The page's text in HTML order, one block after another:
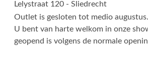
Lelystraat 120 - Sliedrecht
Outlet is gesloten tot medio augustus.
U bent van harte welkom in onze
geopend is volgens de normale